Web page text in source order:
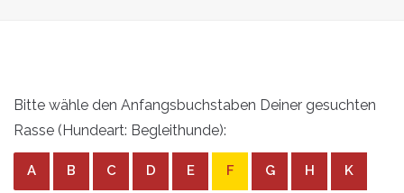
Bitte wähle den Anfangsbuchstaben Deiner gesuchten
Rasse (Hundeart: Begleithunde):
A B C D E F G H K